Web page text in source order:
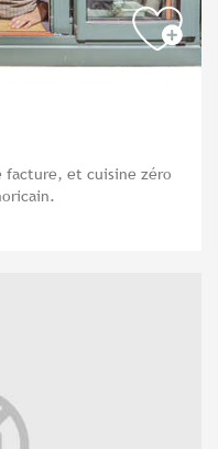
facture, et cuisine zéro